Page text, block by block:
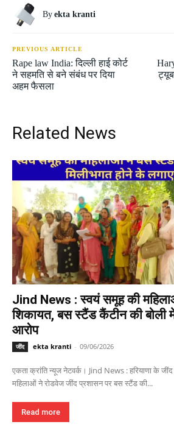
By ekta kranti
PREVIOUS ARTICLE
Rape law India: दिल्ली हाई कोर्ट
ने सहमति से बने संबंध पर दिया
अहम फैसला
Related News
Jind News : स्वयं समूह की
शिकायत, बस स्टैंड कैंटीन की बोली
आरोप
जींद ekta kranti - 09/06/2026
एकता क्रांति न्यूज नेटवर्क। Jind News : हरियाणा के
महिलाओं ने रोडवेज जींद प्रशासन पर बस स्टैंड की...
Read more